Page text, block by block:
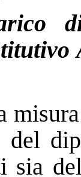
del
sia